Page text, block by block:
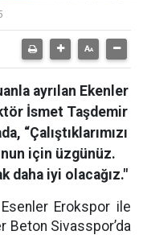
ayrılan Ekenler
İsmet Taşdemir
“Çalıştıklarımızı
için üzgünüz.
daha iyi olacağız."
Erokspor ile
Beton Sivasspor’da